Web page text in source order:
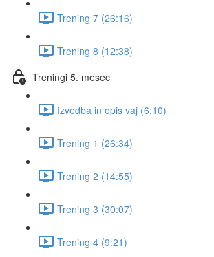
Trening 7 (26:16)
Trening 8 (12:38)
Treningi 5. mesec
Izvedba in opis vaj (6:10)
Trening 1 (26:34)
Trening 2 (14:55)
Trening 3 (30:07)
Trening 4 (9:21)